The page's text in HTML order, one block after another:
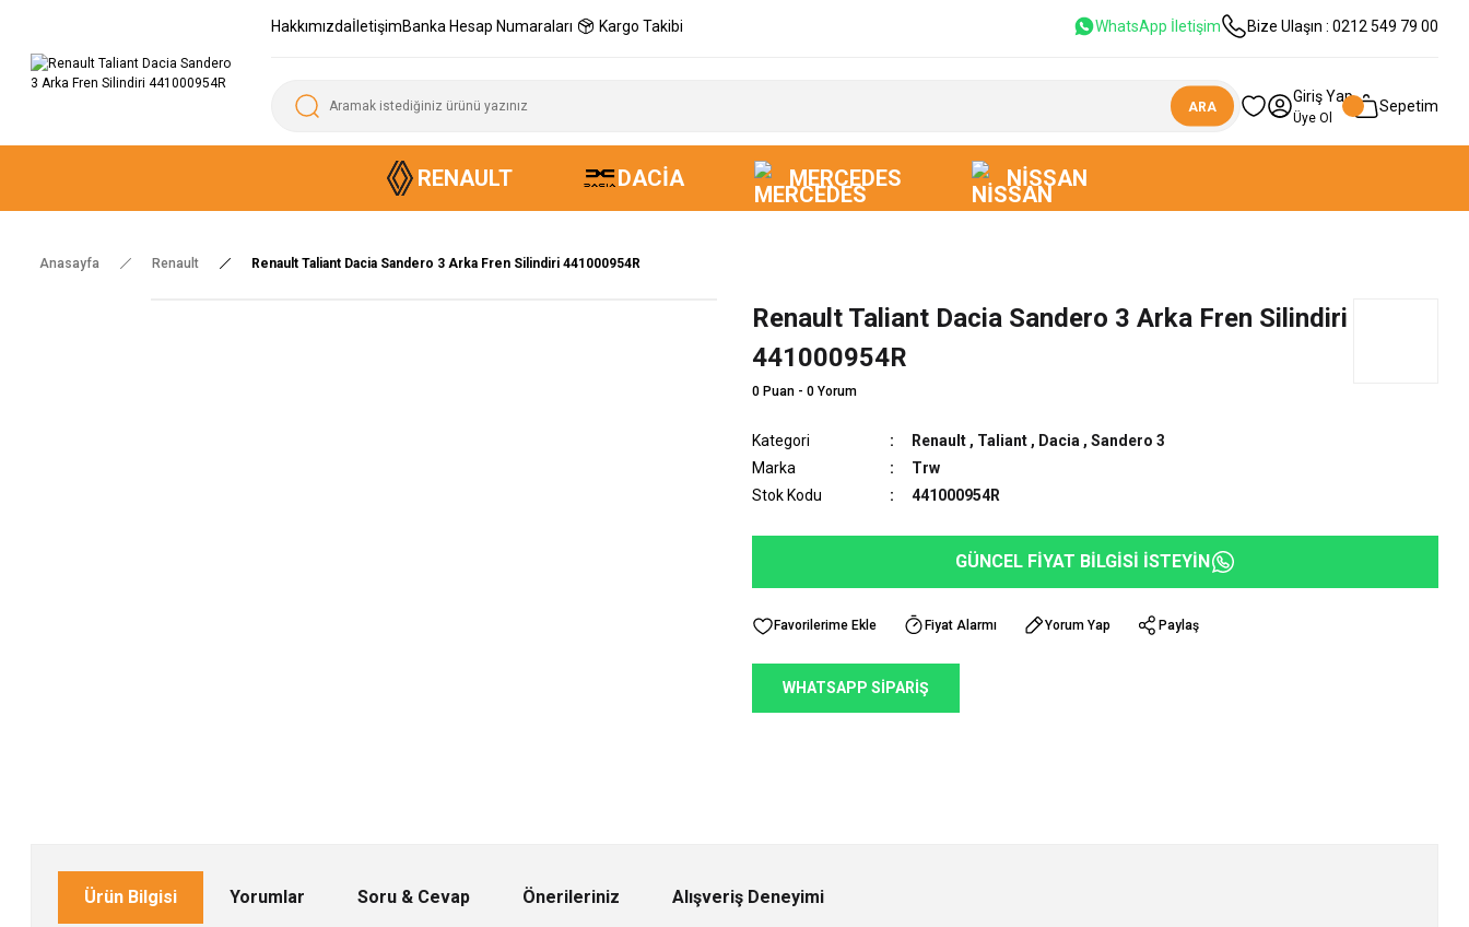
HakkımızdaİletişimBanka Hesap Numaraları Kargo Takibi WhatsApp İletişim Bize Ulaşın : 0212 549 79 00
ARA
Giriş Yap
Üye Ol
Sepetim
RENAULT DACIA MERCEDES NISSAN
Anasayfa Renault Renault Taliant Dacia Sandero 3 Arka Fren Silindiri 441000954R
Renault Taliant Dacia Sandero 3 Arka Fren Silindiri
441000954R
0 Puan - 0 Yorum
Kategori Renault , Taliant , Dacia , Sandero 3
Marka
Trw
Stok Kodu
441000954R
GÜNCEL FİYAT BİLGİSİ İSTEYİN
Fiyat Alarmı Yorum Yap Paylaş
WHATSAPP SİPARİŞ
Ürün Bilgisi Yorumlar Soru & Cevap Önerileriniz Alışveriş Deneyimi